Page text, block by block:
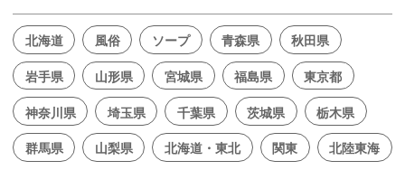
北海道 風俗 ソープ 青森県
秋田県
岩手県
山形県 宮城県 福島県
東京都
神奈川県
埼玉県 千葉県 茨城県
栃木県
群馬県
山梨県 北海道・東北 関東 北陸東海